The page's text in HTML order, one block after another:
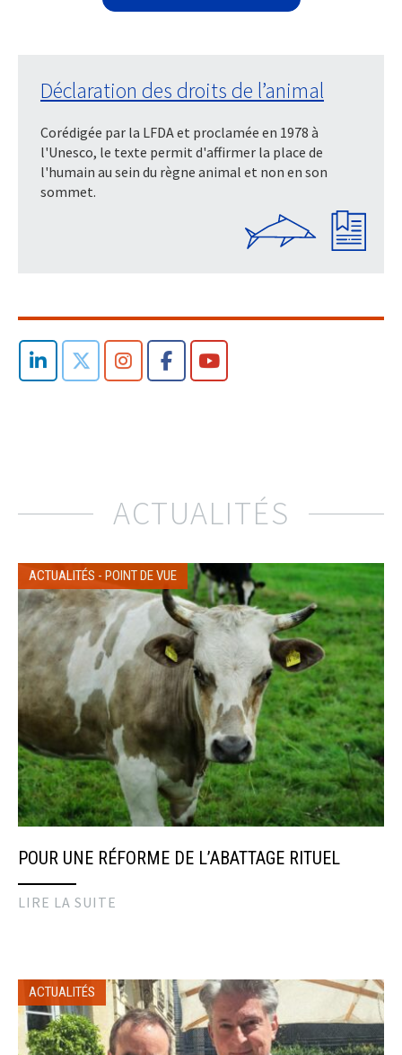
Déclaration des droits de l’animal
Corédigée par la LFDA et proclamée en 1978 à
l'Unesco, le texte permit d'affirmer la place de
l'humain au sein du règne animal et non en son
sommet.
ACTUALITÉS
ACTUALITÉS - POINT DE VUE
POUR UNE RÉFORME DE L’ABATTAGE RITUEL
LIRE LA SUITE
ACTUALITÉS